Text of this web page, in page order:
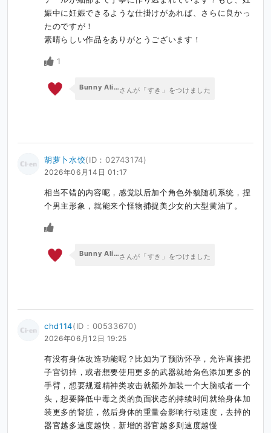
娠中に妊娠できるような仕掛けがあれば、さらに良かっ
たのですが！
素晴らしい作品をありがとうございます！
1
Bunny Alice Gamesさんが「すき」をつけました
胡萝卜水饺(ID：02743174)
2026年06月14日 01:17
相当不错的内容呢，感觉以后加个角色外貌随机系统，捏
个男主形象，就能来个怪物捕捉美少女的大型黄油了。
Bunny Alice Gamesさんが「すき」をつけました
chd114(ID：00533670)
2026年06月12日 19:25
有没有身体改造功能呢？比如为了预防怀孕，允许直接把
子宫切掉，或者想要使用更多的武器就给角色添加更多的
手臂，想要规避精神类攻击就额外加装一个大脑或者一个
头，想要降低中毒之类的负面状态的持续时间就给身体加
装更多的肾脏，然后身体的重量会影响行动速度，去掉的
器官越多速度越快，新增的器官越多则速度越慢